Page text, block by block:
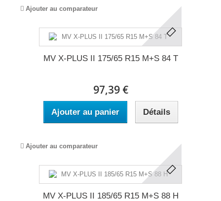
Ajouter au comparateur
MV X-PLUS II 175/65 R15 M+S 84 T
97,39 €
Ajouter au panier Détails
Ajouter au comparateur
MV X-PLUS II 185/65 R15 M+S 88 H